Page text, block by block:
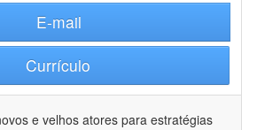
E-mail
Currículo
e velhos atores para estratégias